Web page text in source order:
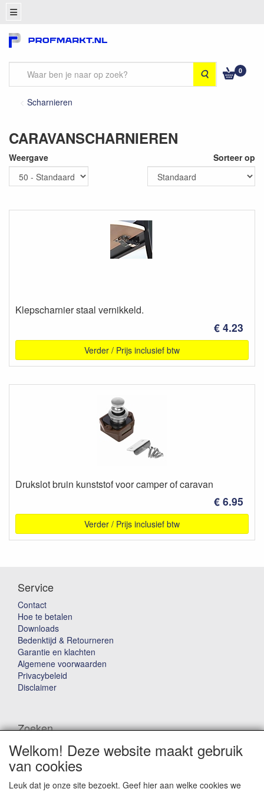
Zoeken 0
Scharnieren
CARAVANSCHARNIEREN
Weergave Sorteer op
Klepscharnier staal vernikkeld.
€ 4.23
Verder / Prijs inclusief btw
Drukslot bruin kunststof voor camper of caravan
€ 6.95
Verder / Prijs inclusief btw
Service
Contact
Hoe te betalen
Downloads
Bedenktijd & Retourneren
Garantie en klachten
Algemene voorwaarden
Privacybeleid
Disclaimer
Zoeken
Waar ben je naar op zoek?
Welkom! Deze website maakt gebruik
van cookies
Leuk dat je onze site bezoekt. Geef hier aan welke cookies we